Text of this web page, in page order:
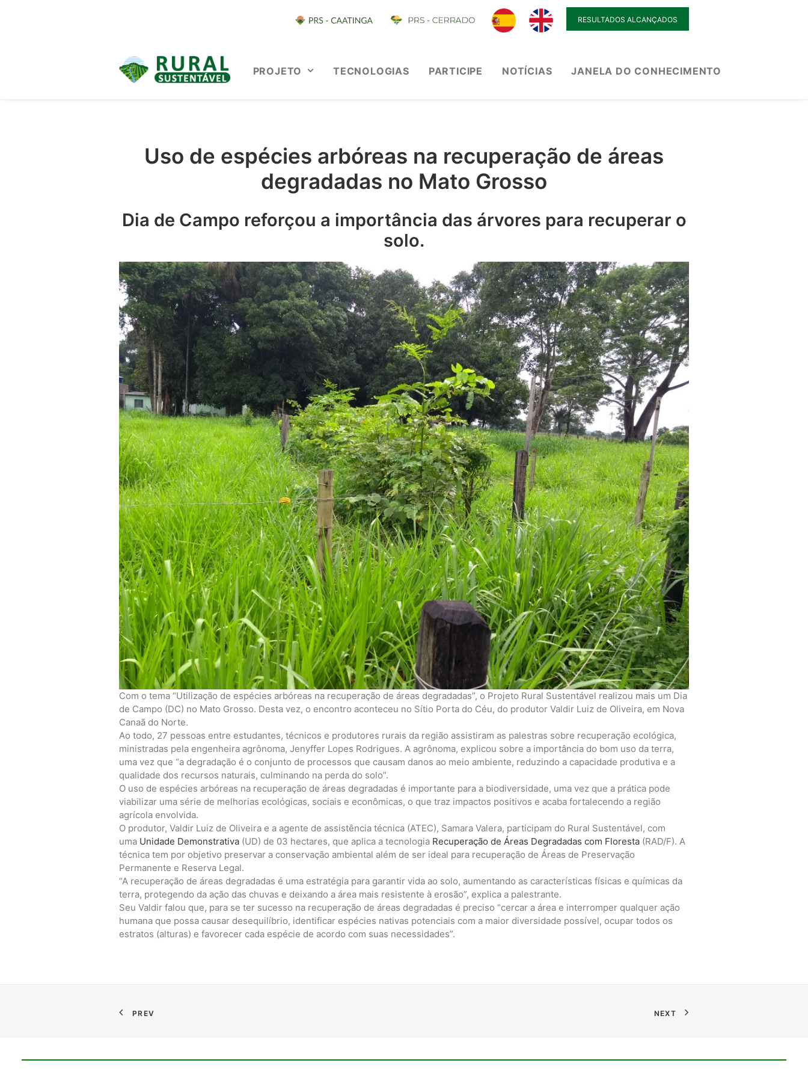
RESULTADOS ALCANÇADOS
PROJETO TECNOLOGIAS PARTICIPE NOTÍCIAS JANELA DO CONHECIMENTO
Uso de espécies arbóreas na recuperação de áreas
degradadas no Mato Grosso
Dia de Campo reforçou a importância das árvores para recuperar o
solo.
Com o tema “Utilização de espécies arbóreas na recuperação de áreas degradadas”, o Projeto Rural Sustentável realizou mais um Dia
de Campo (DC) no Mato Grosso. Desta vez, o encontro aconteceu no Sítio Porta do Céu, do produtor Valdir Luiz de Oliveira, em Nova
Canaã do Norte.
Ao todo, 27 pessoas entre estudantes, técnicos e produtores rurais da região assistiram as palestras sobre recuperação ecológica,
ministradas pela engenheira agrônoma, Jenyffer Lopes Rodrigues. A agrônoma, explicou sobre a importância do bom uso da terra,
uma vez que “a degradação é o conjunto de processos que causam danos ao meio ambiente, reduzindo a capacidade produtiva e a
qualidade dos recursos naturais, culminando na perda do solo”.
O uso de espécies arbóreas na recuperação de áreas degradadas é importante para a biodiversidade, uma vez que a prática pode
viabilizar uma série de melhorias ecológicas, sociais e econômicas, o que traz impactos positivos e acaba fortalecendo a região
agrícola envolvida.
O produtor, Valdir Luiz de Oliveira e a agente de assistência técnica (ATEC), Samara Valera, participam do Rural Sustentável, com
uma Unidade Demonstrativa (UD) de 03 hectares, que aplica a tecnologia Recuperação de Áreas Degradadas com Floresta (RAD/F). A
técnica tem por objetivo preservar a conservação ambiental além de ser ideal para recuperação de Áreas de Preservação
Permanente e Reserva Legal.
“A recuperação de áreas degradadas é uma estratégia para garantir vida ao solo, aumentando as características físicas e químicas da
terra, protegendo da ação das chuvas e deixando a área mais resistente à erosão”, explica a palestrante.
Seu Valdir falou que, para se ter sucesso na recuperação de áreas degradadas é preciso “cercar a área e interromper qualquer ação
humana que possa causar desequilíbrio, identificar espécies nativas potenciais com a maior diversidade possível, ocupar todos os
estratos (alturas) e favorecer cada espécie de acordo com suas necessidades”.
PREV NEXT